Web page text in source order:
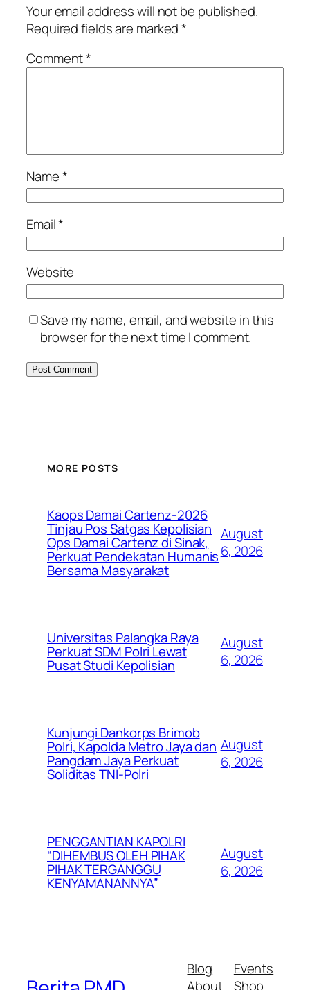
Your email address will not be published.
Required fields are marked*
Comment*
Name*
Email*
Website
Save my name, email, and website in this
browser for the next time I comment.
MORE POSTS
Kaops Damai Cartenz-2026
Tinjau Pos Satgas Kepolisian
Ops Damai Cartenz di Sinak,
Perkuat Pendekatan Humanis
Bersama Masyarakat
August
6, 2026
Universitas Palangka Raya
Perkuat SDM Polri Lewat
Pusat Studi Kepolisian
August
6, 2026
Kunjungi Dankorps Brimob
Polri, Kapolda Metro Jaya dan
Pangdam Jaya Perkuat
Soliditas TNI-Polri
August
6, 2026
PENGGANTIAN KAPOLRI
“DIHEMBUS OLEH PIHAK
PIHAK TERGANGGU
KENYAMANANNYA”
August
6, 2026
Blog
About
Events
Shop